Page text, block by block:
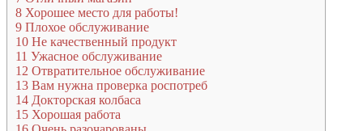
8 Хорошее место для работы!
9 Плохое обслуживание
10 Не качественный продукт
11 Ужасное обслуживание
12 Отвратительное обслуживание
13 Вам нужна проверка роспотреб
14 Докторская колбаса
15 Хорошая работа